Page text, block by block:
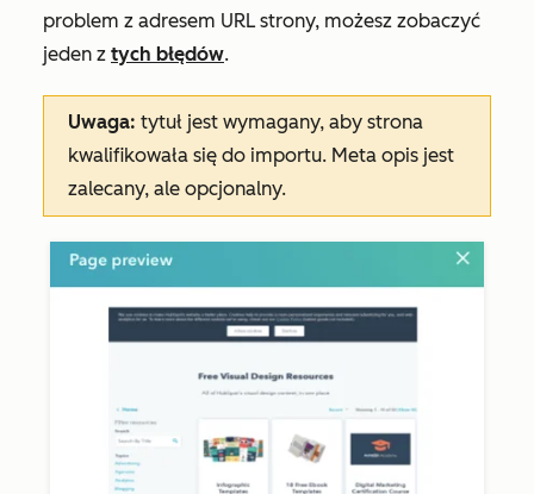
problem z adresem URL strony, możesz zobaczyć
jeden z tych błędów.
Uwaga: tytuł jest wymagany, aby strona
kwalifikowała się do importu. Meta opis jest
zalecany, ale opcjonalny.